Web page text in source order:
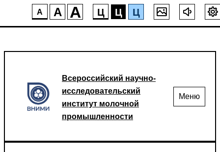
A A A Ц Ц Ц
Всероссийский научно-
исследовательский
институт молочной
промышленности
Меню